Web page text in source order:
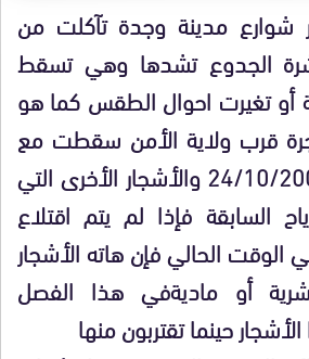
شوارع مدينة وجدة تآكلت من
الجدوع تشدها وهي تسقط
أو تغيرت احوال الطقس كما هو
قرب ولاية الأمن سقطت مع
سقوط الأمطار 24/10/2008 والأشجار الأخرى التي
السابقة فإذا لم يتم اقتلاع
الوقت الحالي فإن هاته الأشجار
أو ماديةفي هذا الفصل
حينما تقتربون منها